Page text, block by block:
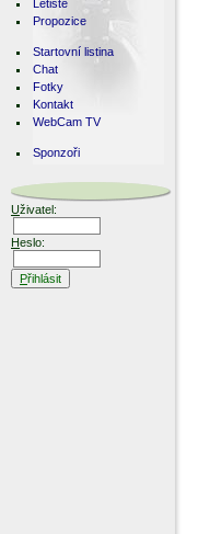
Letiště
Propozice
Startovní listina
Chat
Fotky
Kontakt
WebCam TV
Sponzoři
Uživatel:
Heslo:
Přihlásit